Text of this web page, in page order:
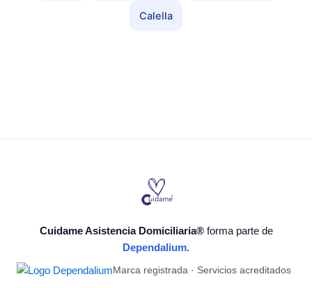
Calella
Cuidame Asistencia Domiciliaria®forma parte de
Dependalium.
Marca registrada · Servicios acreditados